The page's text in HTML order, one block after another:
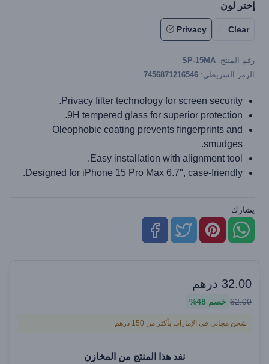
إختر لون
Clear
Privacy
رقم المنتج: SP-15MA
الرمز الشريطي: 7456871216546
Privacy filter technology for screen security.
9H tempered glass for superior protection.
Oleophobic coating prevents fingerprints and
smudges.
Easy installation with alignment tool.
Designed for iPhone 15 Pro Max 6.7", case-friendly.
يشارك
32.00 درهم
62.00 خصم 48%
شحن مجاني في الإمارات بأكثر من 150 درهم
نفد هذا المنتج من المخازن